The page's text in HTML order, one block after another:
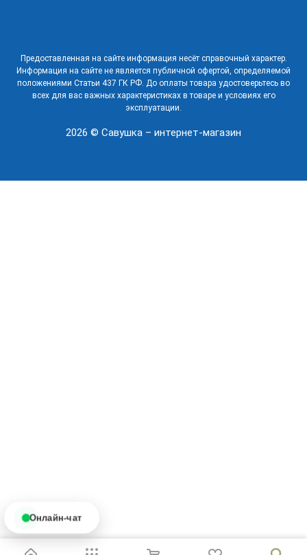
Предоставленная на сайте информация несёт справочный характер.
Информация на сайте не является публичной офертой, определяемой
положениями Статьи 437 ГК РФ. До оплаты товара удостоверьтесь во
всех для вас важных характеристиках в товаре и условиях его
эксплуатации.
2026 © Савушка – интернет-магазин
Онлайн-чат